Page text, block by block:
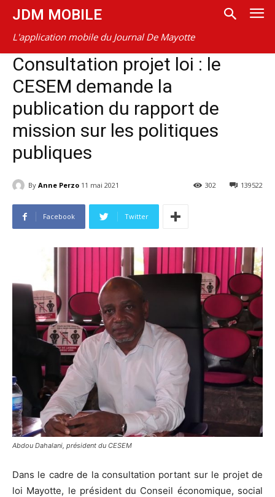
JDM MOBILE
L'application mobile du Journal De Mayotte
Consultation projet loi : le
CESEM demande la
publication du rapport de
mission sur les politiques
publiques
By Anne Perzo 11 mai 2021 139522
302
Facebook Twitter
Abdou Dahalani, président du CESEM
Dans le cadre de la consultation portant sur le projet de
loi Mayotte, le président du Conseil économique, social